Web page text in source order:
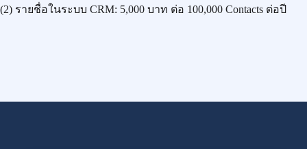
(2) รายชื่อในระบบ CRM: 5,000 บาท ต่อ 100,000 Contacts ต่อปี